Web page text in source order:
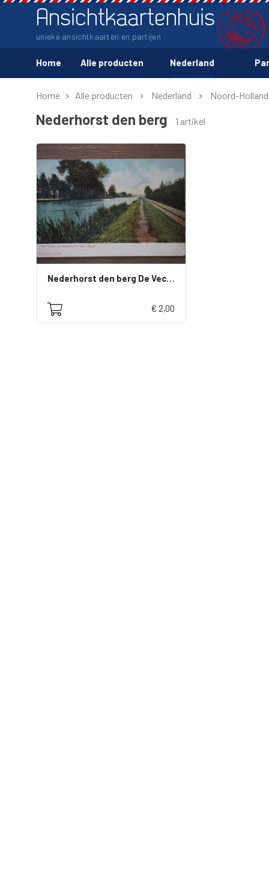
Ansichtkaartenhuis
unieke ansichtkaarten en partijen
Home Alle producten Nederland
Home Alle producten Nederland Noord-Holland
Nederhorst den berg 1 artikel
Nederhorst den berg De Vecht
€ 2,00